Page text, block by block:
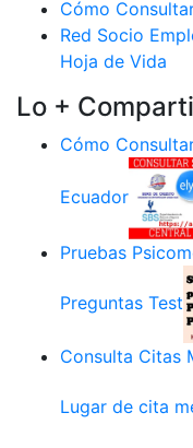
Cómo
Red Socio
Hoja de Vida
Lo +
Cómo
Ecuador
Pruebas
Preguntas Test
Consulta Citas
Lugar de cita